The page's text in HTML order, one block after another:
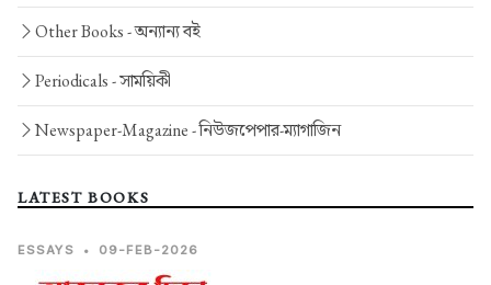
Other Books -অন্যান্য বই
Periodicals -সাময়িকী
Newspaper-Magazine -নিউজপেপার-ম্যাগাজিন
LATEST BOOKS
ESSAYS • 09-FEB-2026